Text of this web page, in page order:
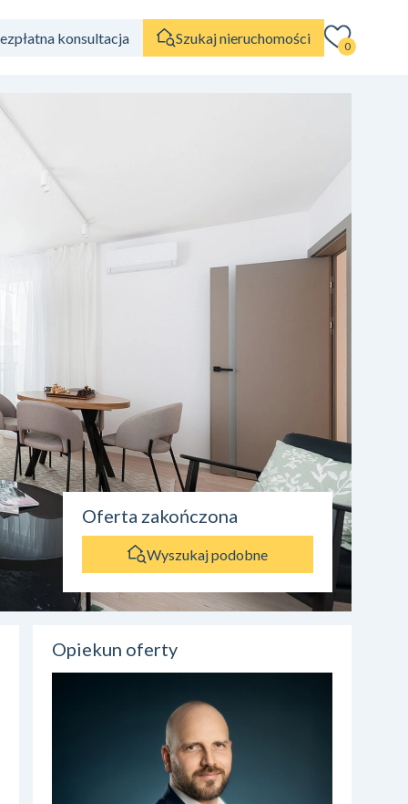
konsultacja Szukaj nieruchomości 0
Oferta zakończona
Wyszukaj podobne
Opiekun oferty